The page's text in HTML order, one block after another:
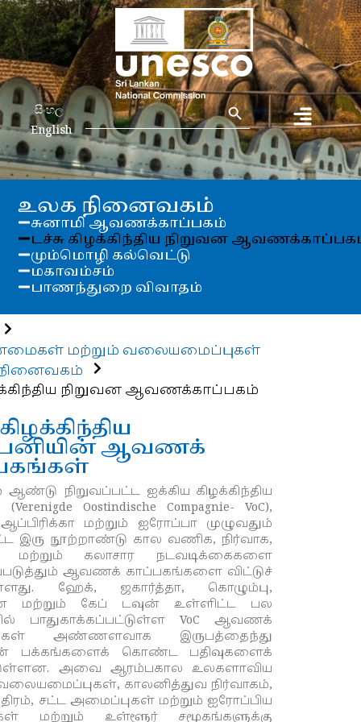
සිංහල
English
Search
for:
Search Button
உலக நினைவகம்
சுனாமி ஆவணக்காப்பகம்
டச்சு கிழக்கிந்திய நிறுவன
மும்மொழி கல்வெட்டு
மகாவம்சம்
பாணந்துறை விவாதம்
மற்றும் வலையமைப்புகள்
நிறுவன ஆவணக்காப்பகம்
ஆவணக்
ஆண்டு நிறுவப்பட்ட ஐக்கிய கிழக்கிந்திய
(Verenigde Oostindische Compagnie- VoC),
மற்றும் ஐரோப்பா முழுவதும்
இரு நூற்றாண்டு கால வணிக, நிர்வாக,
மற்றும் கலாசார நடவடிக்கைகளை
ஆவணக் காப்பகங்களை விட்டுச்
ஹேக், ஜகார்த்தா, கொழும்பு,
மற்றும் கேப் டவுன் உள்ளிட்ட பல
பாதுகாக்கப்பட்டுள்ளVoC ஆவணக்
அண்ணளவாக இருபத்தைந்து
பக்கங்களைக் கொண்ட பதிவுகளைக்
அவை ஆரம்பகால உலகளாவிய
, காலனித்துவ நிர்வாகம்,
, சட்ட அமைப்புகள் மற்றும் ஐரோப்பிய
மற்றும் உள்ளூர் சமூகங்களுக்கு